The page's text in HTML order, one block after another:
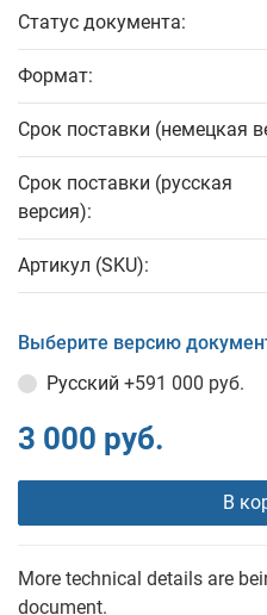
Статус документа:
Формат:
Срок поставки (немецкая
Срок поставки (русская
версия):
Артикул (SKU):
Выберите версию
Русский +591 000 руб.
3 000 руб.
В
More technical details are
document.